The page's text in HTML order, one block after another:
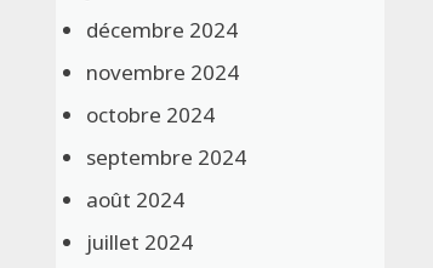
décembre 2024
novembre 2024
octobre 2024
septembre 2024
août 2024
juillet 2024